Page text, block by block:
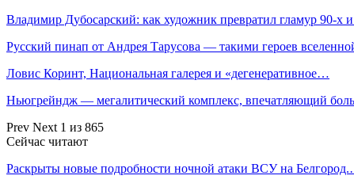
Владимир Дубосарский: как художник превратил гламур 90-х
Русский пинап от Андрея Тарусова — такими героев
Ловис Коринт, Национальная галерея и «дегенеративное…
Ньюгрейндж — мегалитический комплекс, впечатляющий
Prev Next 1 из 865
Сейчас читают
Раскрыты новые подробности ночной атаки ВСУ на